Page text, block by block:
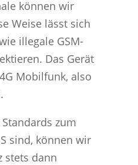
können wir
Weise lässt sich
illegale GSM-
Das Gerät
Mobilfunk, also
zum
sind, können wir
stets dann